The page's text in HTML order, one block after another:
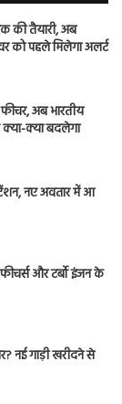
की तैयारी, अब
को पहले मिलेगा अलर्ट
अब भारतीय
क्या बदलेगा
नए अवतार में आ
और टर्बो इंजन के
नई गाड़ी खरीदने से